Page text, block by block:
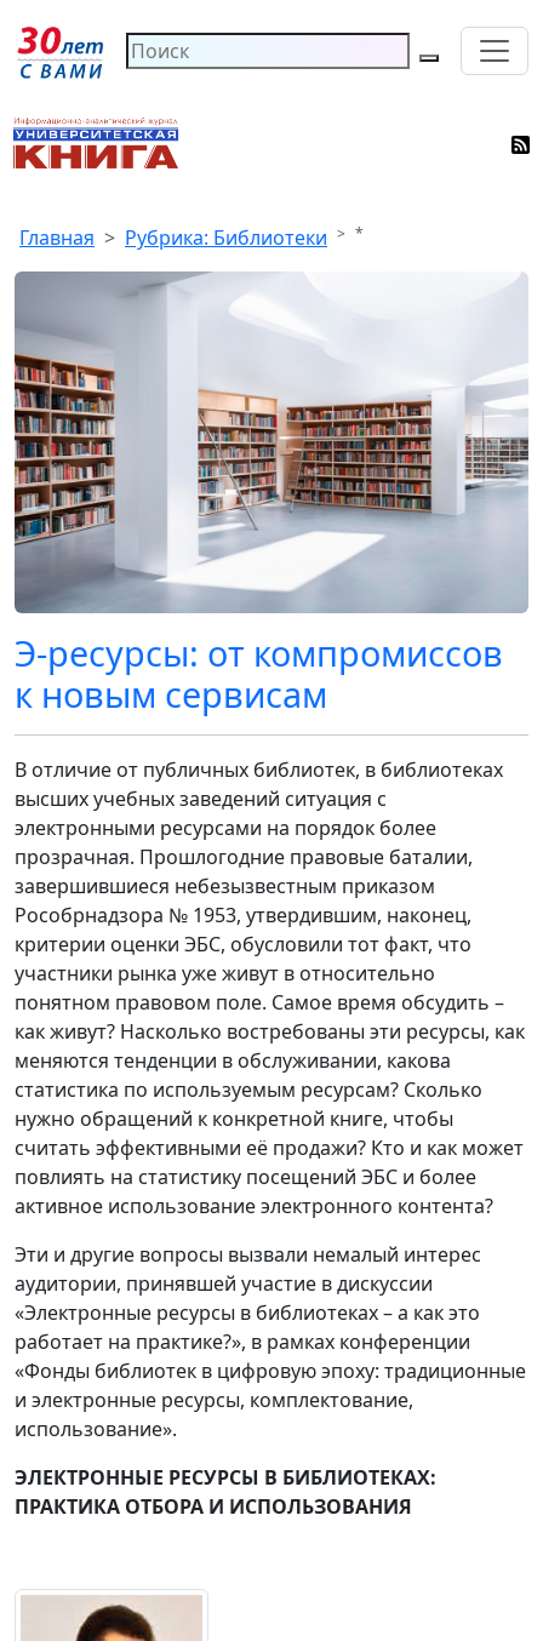
Главная Рубрика: Библиотеки *
Э-ресурсы: от компромиссов
к новым сервисам
В отличие от публичных библиотек, в библиотеках
высших учебных заведений ситуация с
электронными ресурсами на порядок более
прозрачная. Прошлогодние правовые баталии,
завершившиеся небезызвестным приказом
Рособрнадзора № 1953, утвердившим, наконец,
критерии оценки ЭБС, обусловили тот факт, что
участники рынка уже живут в относительно
понятном правовом поле. Самое время обсудить –
как живут? Насколько востребованы эти ресурсы, как
меняются тенденции в обслуживании, какова
статистика по используемым ресурсам? Сколько
нужно обращений к конкретной книге, чтобы
считать эффективными её продажи? Кто и как может
повлиять на статистику посещений ЭБС и более
активное использование электронного контента?
Эти и другие вопросы вызвали немалый интерес
аудитории, принявшей участие в дискуссии
«Электронные ресурсы в библиотеках – а как это
работает на практике?», в рамках конференции
«Фонды библиотек в цифровую эпоху: традиционные
и электронные ресурсы, комплектование,
использование».
ЭЛЕКТРОННЫЕ РЕСУРСЫ В БИБЛИОТЕКАХ:
ПРАКТИКА ОТБОРА И ИСПОЛЬЗОВАНИЯ